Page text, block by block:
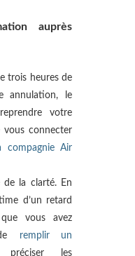
auprès
trois heures de
annulation, le
votre
vous connecter
compagnie Air
de la clarté. En
d’un retard
vous avez
remplir un
les